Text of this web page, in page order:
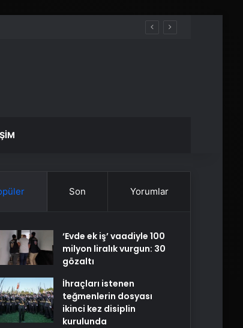
Son Yorumlar
‘Evde ek iş’ vaadiyle 100
milyon liralık vurgun: 30
gözaltı
İhraçları istenen
teğmenlerin dosyası
ikinci kez disiplin
kurulunda